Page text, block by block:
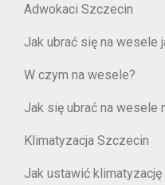
Adwokaci Szczecin
Jak ubrać się na wesele
W czym na wesele?
Jak się ubrać na wesele
Klimatyzacja Szczecin
Jak ustawić klimatyzację